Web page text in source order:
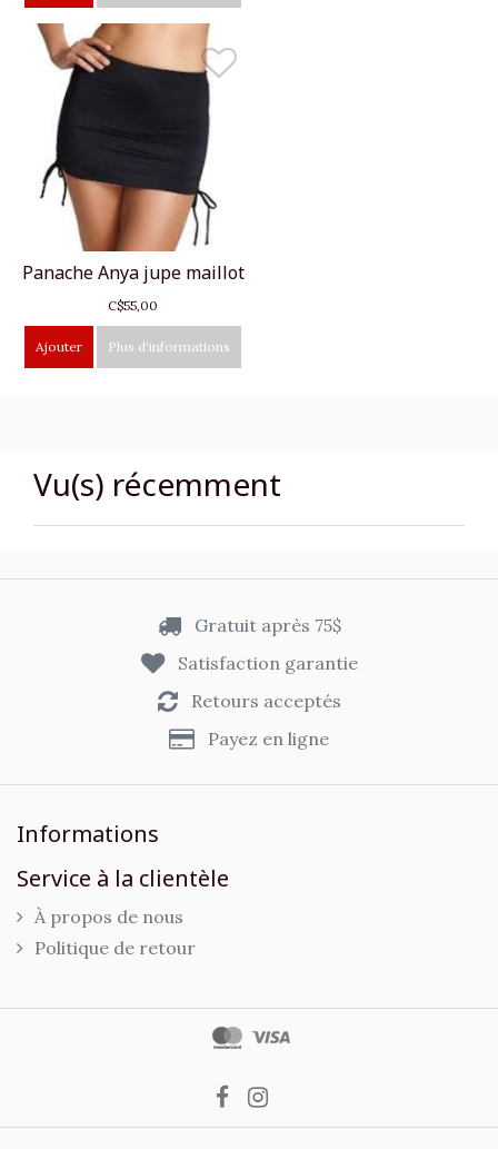
Panache Anya jupe maillot
C$55,00
Ajouter Plus d'informations
Vu(s) récemment
Gratuit après 75$
Satisfaction garantie
Retours acceptés
Payez en ligne
Informations
Service à la clientèle
À propos de nous
Politique de retour